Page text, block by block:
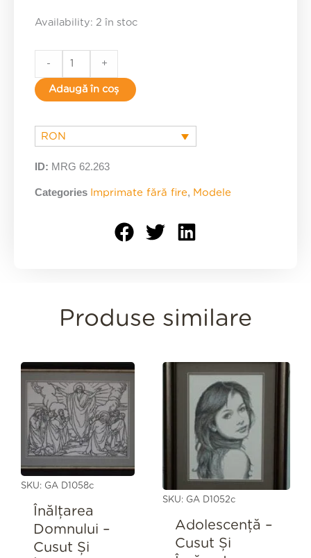
Availability: 2 în stoc
Fetiță
-
canevas
quantity
- +
Adaugă în coș
RON
ID: MRG 62.263
Categories Imprimate fără fire, Modele
Produse similare
SKU: GA D1058c
Înălțarea
Domnului –
Cusut Și
SKU: GA D1052c
Adolescență –
Cusut Și